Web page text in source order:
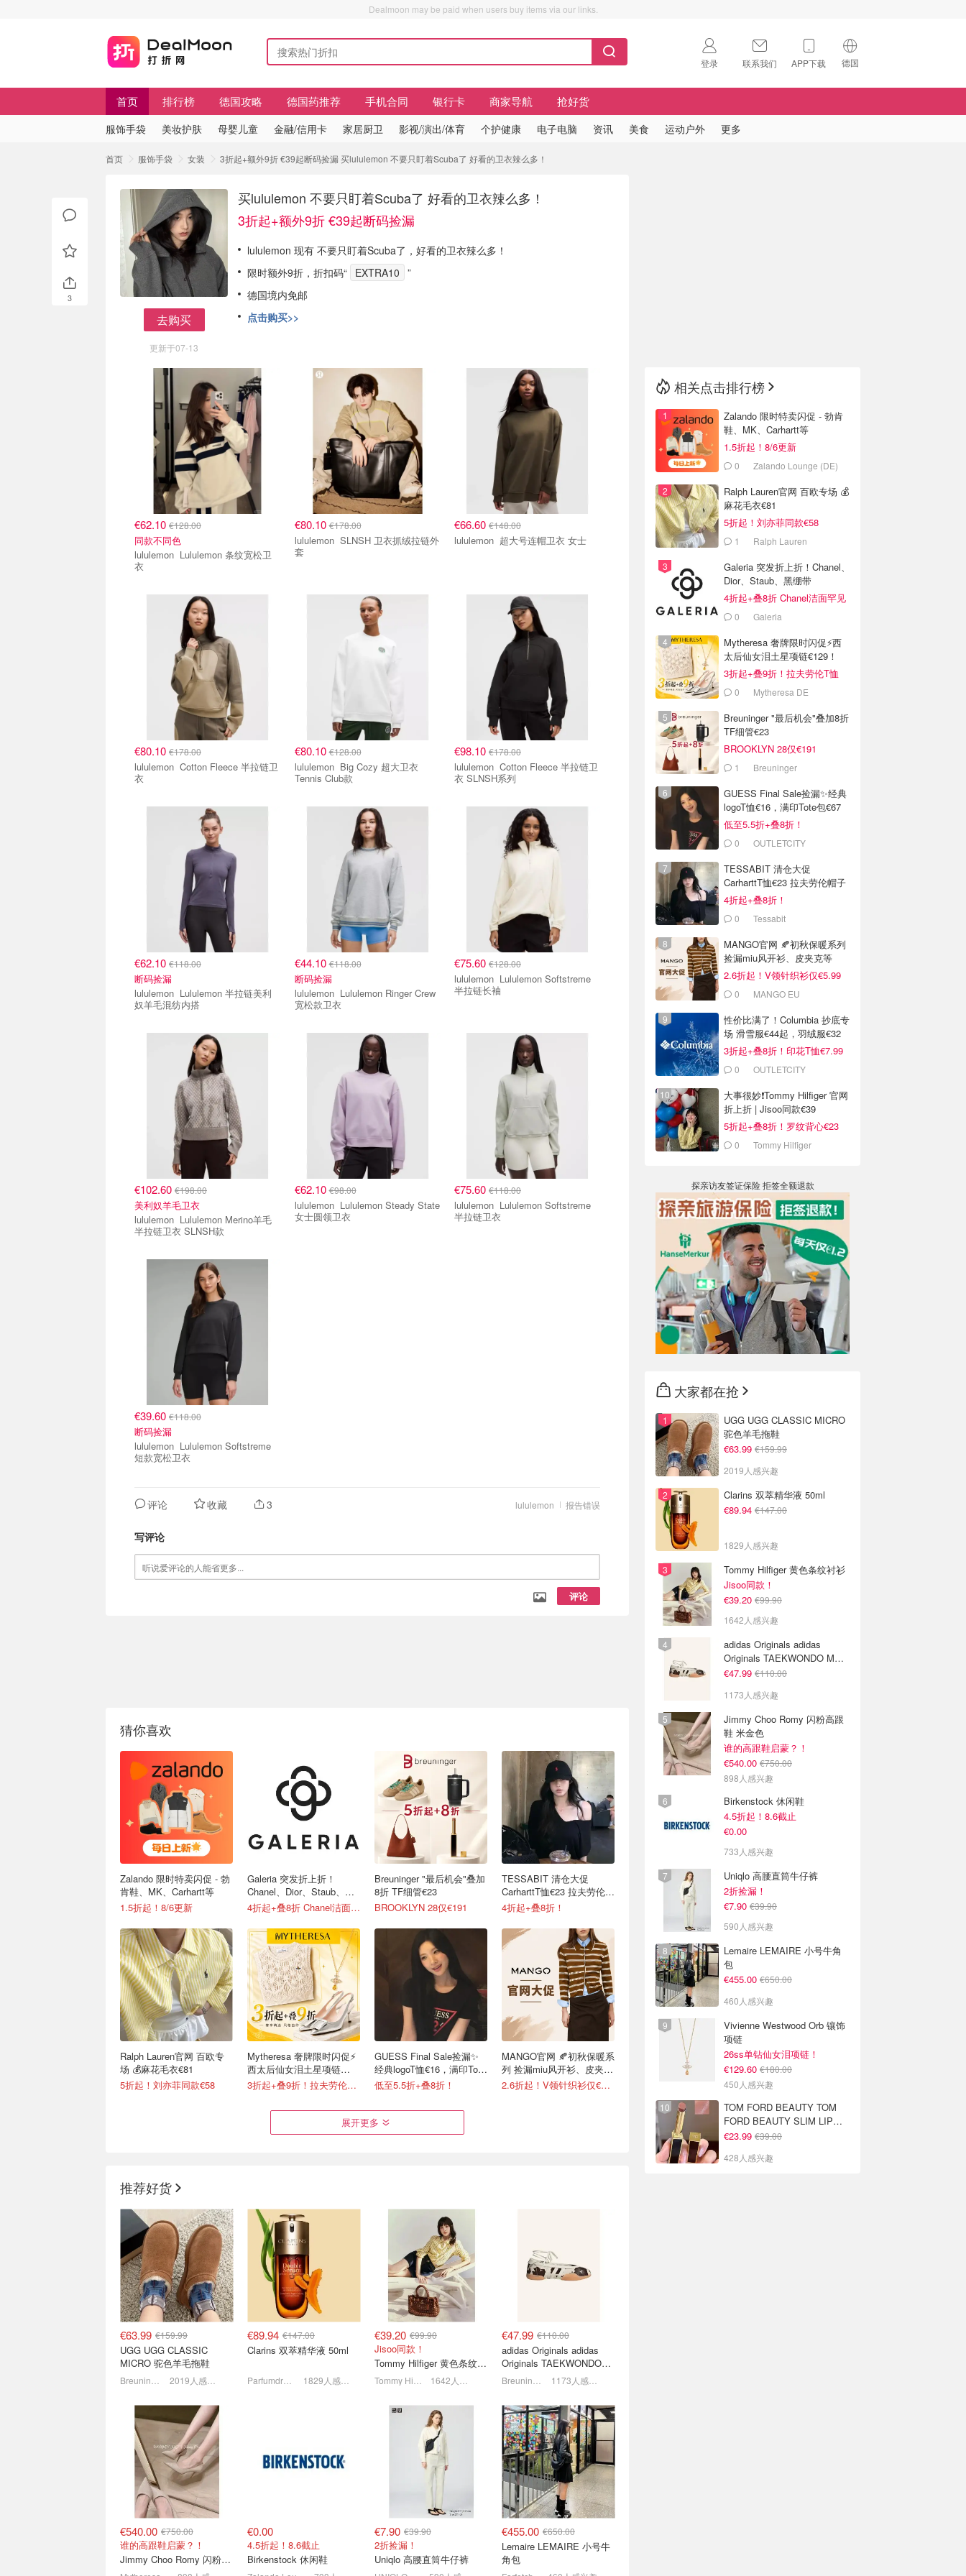
Dealmoon may be paid when users buy items via our links.
登录 联系我们 APP下载 德国
🇺🇸
首页 排行榜 德国攻略 德国药推荐 手机合同 银行卡 商家导航 抢好货
服饰手袋 美妆护肤 母婴儿童 金融/信用卡 家居厨卫 影视/演出/体育 个护健康 电子电脑 资讯 美食 运动户外 更多
首页 服饰手袋 女装 3折起+额外9折 €39起断码捡漏 买lululemon 不要只盯着Scuba了 好看的卫衣辣么多！
去购买
更新于07-13
买lululemon 不要只盯着Scuba了 好看的卫衣辣么多！
3折起+额外9折 €39起断码捡漏
lululemon 现有 不要只盯着Scuba了，好看的卫衣辣么多！
限时额外9折，折扣码“ EXTRA10 ”
德国境内免邮
点击购买>>
€62.10 €128.00
同款不同色
lululemon Lululemon 条纹宽松卫
衣
€80.10€178.00
lululemon SLNSH 卫衣抓绒拉链外
套
€66.60 €148.00
lululemon 超大号连帽卫衣 女士
€80.10 €178.00
lululemon Cotton Fleece 半拉链卫
衣
€80.10€128.00
lululemon Big Cozy 超大卫衣
Tennis Club款
€98.10 €178.00
lululemon Cotton Fleece 半拉链卫
衣 SLNSH系列
€62.10 €118.00
断码捡漏
lululemon Lululemon 半拉链美利
奴羊毛混纺内搭
€44.10€118.00
断码捡漏
lululemon Lululemon Ringer Crew
宽松款卫衣
€75.60 €128.00
lululemon Lululemon Softstreme
半拉链长袖
€102.60 €198.00
美利奴羊毛卫衣
lululemon Lululemon Merino羊毛
半拉链卫衣 SLNSH款
€62.10€98.00
lululemon Lululemon Steady State
女士圆领卫衣
€75.60 €118.00
lululemon Lululemon Softstreme
半拉链卫衣
€39.60 €118.00
断码捡漏
lululemon Lululemon Softstreme
短款宽松卫衣
报告错误
lululemon
评论 收藏 3
写评论
评论
猜你喜欢
Zalando 限时特卖闪促 - 勃
肯鞋、MK、Carhartt等
1.5折起！8/6更新
Ralph Lauren官网 百欧专
场 💰麻花毛衣€81
5折起！刘亦菲同款€58
Galeria 突发折上折！
Chanel、Dior、Staub、黑
绷带
4折起+叠8折 Chanel洁面罕见€43
Mytheresa 奢牌限时闪促⚡️
西太后仙女泪土星项链
€129！
3折起+叠9折！拉夫劳伦T恤€64！
Breuninger "最后机会"叠加
8折 TF细管€23
BROOKLYN 28仅€191
GUESS Final Sale捡漏✨
经典logoT恤€16，满印Tote
包€67
低至5.5折+叠8折！
TESSABIT 清仓大促
CarharttT恤€23 拉夫劳伦帽
子€38
4折起+叠8折！
MANGO官网 🍂初秋保暖系
列 捡漏miu风开衫、皮夹克
等
2.6折起！V领针织衫仅€5.99
性价比满了！Columbia 抄
底专场 滑雪服€44起，羽绒
服€32
3折起+叠8折！印花T恤€7.99
大事很妙❗️Tommy Hilfiger
官网折上折 | Jisoo同款€39
Julian Fashion 顶奢折上折
💥勃肯凉鞋€32 西太后T恤
€86
5折起+叠8折！
独家8折！畅销区任选
腿长作弊器！G-STAR
RAW牛仔裤🩵穿上拉满两
米气场
lululemon 今日必买这3件
👀三合一卡包€34
Celine/Moncler/Max Mara
拉夫劳伦 最终轮降价 5折
起🔥热门单品捡漏合集
黄金码捡漏！小马标棒球帽€28
展开更多
推荐好货
€63.99 €159.99
UGG UGG CLASSIC
MICRO 驼色羊毛拖鞋
2019人感兴趣
€89.94 €147.00
Clarins 双萃精华液 50ml
1829人感兴趣
€39.20 €99.90
Jisoo同款！
Tommy Hilfiger 黄色条纹衬衫
€47.99 €110.00
adidas Originals adidas
Originals TAEKWONDO
MEI 芭蕾鞋 棕色米色1173人感兴趣
€540.00 €750.00
谁的高跟鞋启蒙？！
Jimmy Choo Romy 闪粉高跟鞋 米金色
€0.00
4.5折起！8.6截止
Birkenstock 休闲鞋
€7.90 €39.90
2折捡漏！
Uniqlo 高腰直筒牛仔裤
€455.00 €650.00
Lemaire LEMAIRE 小号牛
角包
3
相关点击排行榜
Zalando 限时特卖闪促 - 勃肯
鞋、MK、Carhartt等
1.5折起！8/6更新
0 Zalando Lounge (DE)
Ralph Lauren官网 百欧专场 💰
麻花毛衣€81
5折起！刘亦菲同款€58
1 Ralph Lauren
Galeria 突发折上折！Chanel、
Dior、Staub、黑绷带
4折起+叠8折 Chanel洁面罕见
€430 Galeria
Mytheresa 奢牌限时闪促⚡️西
太后仙女泪土星项链€129！
3折起+叠9折！拉夫劳伦T恤
€64！
0 Mytheresa DE
Breuninger "最后机会"叠加8折
TF细管€23
BROOKLYN 28仅€191
1 Breuninger
GUESS Final Sale捡漏✨经典
logoT恤€16，满印Tote包€67
低至5.5折+叠8折！
0
OUTLETCITY
TESSABIT 清仓大促
CarharttT恤€23 拉夫劳伦帽子
€38
4折起+叠8折！
0 Tessabit
MANGO官网 🍂初秋保暖系列
捡漏miu风开衫、皮夹克等
2.6折起！V领针织衫仅€5.99
0 MANGO EU
性价比满了！Columbia 抄底专
场 滑雪服€44起，羽绒服€32
3折起+叠8折！印花T恤€7.99
0
OUTLETCITY
大事很妙❗️Tommy Hilfiger 官网
折上折 | Jisoo同款€39
5折起+叠8折！罗纹背心€23
0 Tommy Hilfiger
探亲访友签证保险 拒签全额退款
大家都在抢
UGG UGG CLASSIC MICRO
驼色羊毛拖鞋
€63.99 €159.99
2019人感兴趣
Clarins 双萃精华液 50ml
€89.94 €147.00
1829人感兴趣
Tommy Hilfiger 黄色条纹衬衫
Jisoo同款！
€39.20 €99.90
1642人感兴趣
adidas Originals adidas
Originals TAEKWONDO MEI
芭蕾鞋 棕色米色
€47.99 €110.00
1173人感兴趣
Jimmy Choo Romy 闪粉高跟
鞋 米金色
谁的高跟鞋启蒙？！
€540.00 €750.00
898人感兴趣
Birkenstock 休闲鞋
4.5折起！8.6截止
€0.00
733人感兴趣
Uniqlo 高腰直筒牛仔裤
2折捡漏！
€7.90 €39.90
590人感兴趣
Lemaire LEMAIRE 小号牛角
包
€455.00 €650.00
460人感兴趣
Vivienne Westwood Orb 镶饰
项链
26ss单钻仙女泪项链！
€129.60 €180.00
450人感兴趣
TOM FORD BEAUTY TOM
FORD BEAUTY SLIM LIP
COLOR SHINE 口红 open
€23.99 €39.00
428人感兴趣